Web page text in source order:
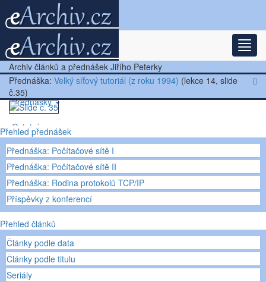
Nejnovější články
Další články
Přednášky
Ostatní
Archiv článků a přednášek Jiřího Peterky
Přednáška: Velký síťový tutoriál (z roku 1994) (lekce 14, slide
č.35)
Přehled přednášek
Přednáška: Počítačové sítě I
Přednáška: Počítačové sítě II
Přednáška: Rodina protokolů TCP/IP
Příspěvky z konferencí
Přehled článků
Články podle data
Články podle titulu
Seriály